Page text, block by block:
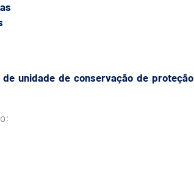
unidade de conservação de